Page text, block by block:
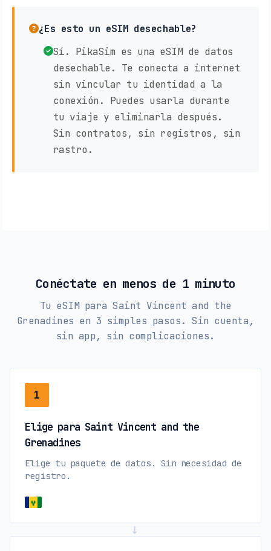
¿Es esto un eSIM desechable?
Sí. PikaSim es una eSIM de datos
desechable. Te conecta a internet
sin vincular tu identidad a la
conexión. Puedes usarla durante
tu viaje y eliminarla después.
Sin contratos, sin registros, sin
rastro.
Conéctate en menos de 1 minuto
Tu eSIM para Saint Vincent and the
Grenadines en 3 simples pasos. Sin cuenta,
sin app, sin complicaciones.
1
Elige para Saint Vincent and the
Grenadines
Elige tu paquete de datos. Sin necesidad de
registro.